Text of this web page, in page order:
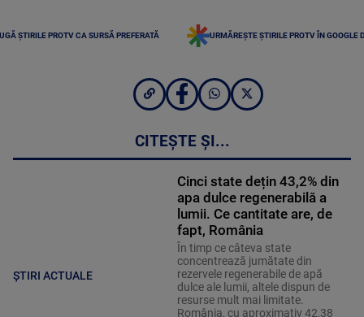
ȘTIRILE PROTV CA SURSĂ PREFERATĂ URMĂREȘTE ȘTIRILE PROTV ÎN GOOGLE
CITEȘTE ȘI...
ȘTIRI ACTUALE
Cinci state dețin 43,2% din
apa dulce regenerabilă a
lumii. Ce cantitate are, de
fapt, România
În timp ce câteva state
concentrează jumătate din
rezervele regenerabile de apă
dulce ale lumii, altele dispun de
resurse mult mai limitate.
România, cu aproximativ 42,38